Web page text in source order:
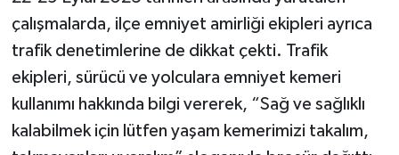
çalışmalarda, ilçe emniyet amirliği ekipleri ayrıca
trafik denetimlerine de dikkat çekti. Trafik
ekipleri, sürücü ve yolculara emniyet kemeri
kullanımı hakkında bilgi vererek, “Sağ ve sağlıklı
kalabilmek için lütfen yaşam kemerimizi takalım,